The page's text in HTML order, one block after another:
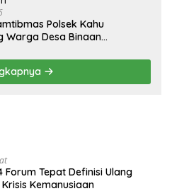
Polsek Kahu
Warga Desa Binaan
Forum Tepat Definisi Ulang
Kemanusiaan